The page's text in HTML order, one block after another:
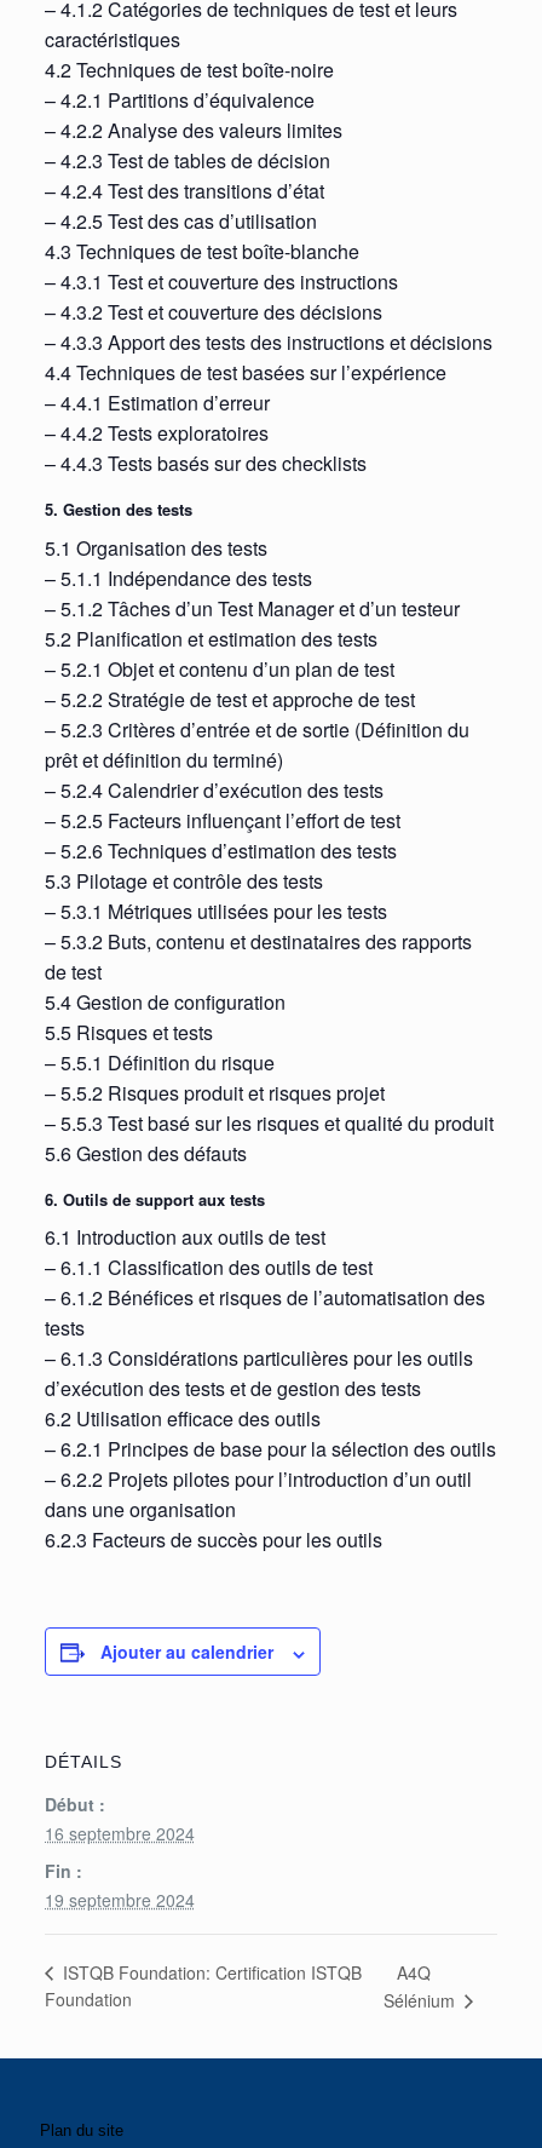
– 4.1.2 Catégories de techniques de test et leurs
caractéristiques
4.2 Techniques de test boîte-noire
– 4.2.1 Partitions d’équivalence
– 4.2.2 Analyse des valeurs limites
– 4.2.3 Test de tables de décision
– 4.2.4 Test des transitions d’état
– 4.2.5 Test des cas d’utilisation
4.3 Techniques de test boîte-blanche
– 4.3.1 Test et couverture des instructions
– 4.3.2 Test et couverture des décisions
– 4.3.3 Apport des tests des instructions et décisions
4.4 Techniques de test basées sur l’expérience
– 4.4.1 Estimation d’erreur
– 4.4.2 Tests exploratoires
– 4.4.3 Tests basés sur des checklists
5. Gestion des tests
5.1 Organisation des tests
– 5.1.1 Indépendance des tests
– 5.1.2 Tâches d’un Test Manager et d’un testeur
5.2 Planification et estimation des tests
– 5.2.1 Objet et contenu d’un plan de test
– 5.2.2 Stratégie de test et approche de test
– 5.2.3 Critères d’entrée et de sortie (Définition du
prêt et définition du terminé)
– 5.2.4 Calendrier d’exécution des tests
– 5.2.5 Facteurs influençant l’effort de test
– 5.2.6 Techniques d’estimation des tests
5.3 Pilotage et contrôle des tests
– 5.3.1 Métriques utilisées pour les tests
– 5.3.2 Buts, contenu et destinataires des rapports
de test
5.4 Gestion de configuration
5.5 Risques et tests
– 5.5.1 Définition du risque
– 5.5.2 Risques produit et risques projet
– 5.5.3 Test basé sur les risques et qualité du produit
5.6 Gestion des défauts
6. Outils de support aux tests
6.1 Introduction aux outils de test
– 6.1.1 Classification des outils de test
– 6.1.2 Bénéfices et risques de l’automatisation des
tests
– 6.1.3 Considérations particulières pour les outils
d’exécution des tests et de gestion des tests
6.2 Utilisation efficace des outils
– 6.2.1 Principes de base pour la sélection des outils
– 6.2.2 Projets pilotes pour l’introduction d’un outil
dans une organisation
6.2.3 Facteurs de succès pour les outils
Ajouter au calendrier
DÉTAILS
Début :
16 septembre 2024
Fin :
19 septembre 2024
ISTQB Foundation: Certification ISTQB
Foundation
A4Q
Sélénium
Plan du site